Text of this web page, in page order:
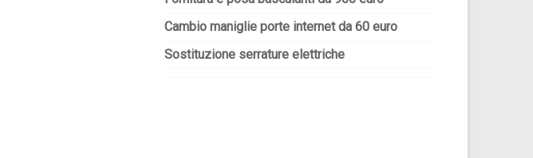
Cambio maniglie porte internet da 60 euro
Sostituzione serrature elettriche